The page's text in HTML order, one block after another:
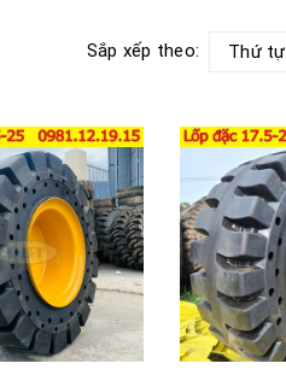
Sắp xếp theo: Thứ tự